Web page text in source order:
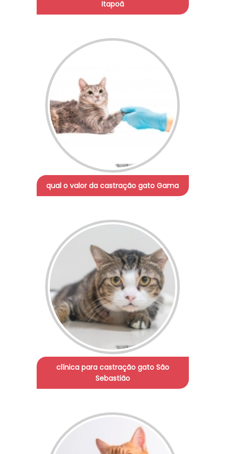
Itapoã
qual o valor da castração gato Gama
clínica para castração gato São
Sebastião